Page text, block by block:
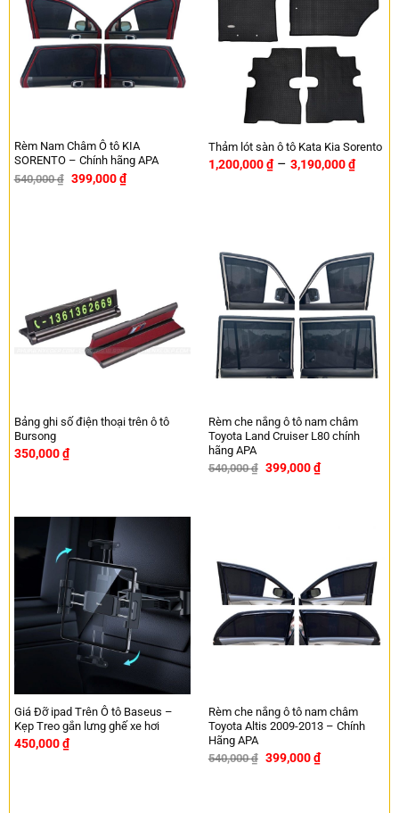
Rèm Nam Châm Ô tô KIA
SORENTO – Chính hãng APA
540,000₫ 399,000₫
Thảm lót sàn ô tô Kata Kia Sorento
1,200,000₫ – 3,190,000₫
Bảng ghi số điện thoại trên ô tô
Bursong
350,000₫
Rèm che nắng ô tô nam châm
Toyota Land Cruiser L80 chính
hãng APA
540,000₫ 399,000₫
Giá Đỡ ipad Trên Ô tô Baseus –
Kẹp Treo gắn lưng ghế xe hơi
450,000₫
Rèm che nắng ô tô nam châm
Toyota Altis 2009-2013 – Chính
Hãng APA
540,000₫ 399,000₫